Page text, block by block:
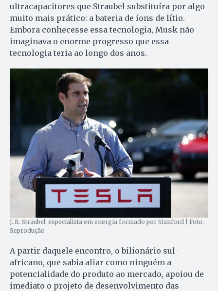
ultracapacitores que Straubel substituíra por algo
muito mais prático: a bateria de íons de lítio.
Embora conhecesse essa tecnologia, Musk não
imaginava o enorme progresso que essa
tecnologia teria ao longo dos anos.
J. B. Straubel: especialista em energia formado por Stanford | Foto:
Reprodução
A partir daquele encontro, o bilionário sul-
africano, que sabia aliar como ninguém a
potencialidade do produto ao mercado, apoiou de
imediato o projeto de desenvolvimento das